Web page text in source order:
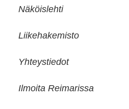
Näköislehti
Liikehakemisto
Yhteystiedot
Ilmoita Reimarissa